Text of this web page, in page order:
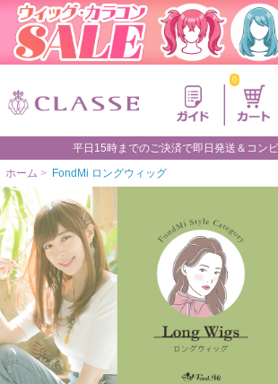
0
平日15時までのご決済で即日発送＆コン
ホーム > FondMi ロングウィッグ